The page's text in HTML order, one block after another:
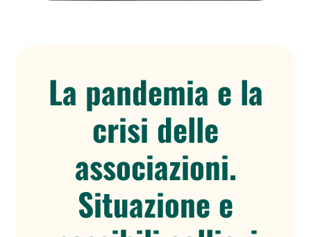
La pandemia e la
crisi delle
associazioni.
Situazione e